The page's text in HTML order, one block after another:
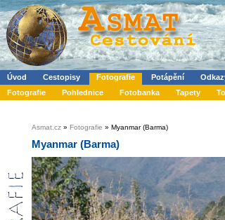
Úvod Cestopisy Fotografie Potápění
Fotografie
Pohlednice Fotobanka Tapety
Asmat.cz » Fotografie » Myanmar (Barma)
Myanmar (Barma)